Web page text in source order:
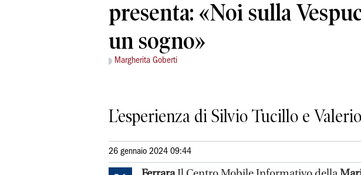
presenta: «Noi sulla
un sogno»
Margherita Goberti
L’esperienza di Silvio Tucillo e
26 gennaio 2024 09:44